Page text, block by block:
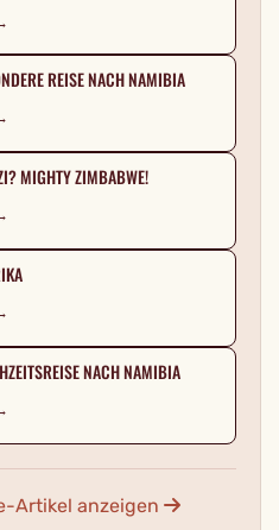
REISE NACH NAMIBIA
MIGHTY ZIMBABWE!
NACH NAMIBIA
Artikel anzeigen